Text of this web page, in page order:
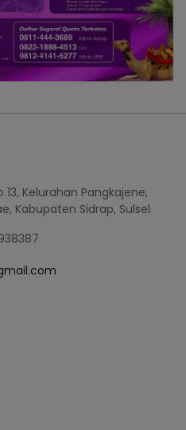
13, Kelurahan Pangkajene,
Kabupaten Sidrap, Sulsel